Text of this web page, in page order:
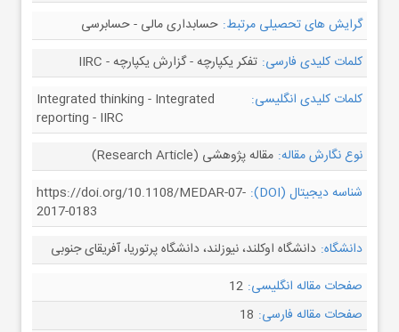
گرایش های تحصیلی مرتبط: حسابداری مالی - حسابرسی
کلمات کلیدی فارسی: تفکر یکپارچه - گزارش یکپارچه - IIRC
کلمات کلیدی انگلیسی:
Integrated thinking - Integrated
reporting - IIRC
نوع نگارش مقاله: مقاله پژوهشی (Research Article)
شناسه دیجیتال (DOI):
https://doi.org/10.1108/MEDAR-07-
2017-0183
دانشگاه: دانشگاه اوکلند، نیوزلند، دانشگاه پرتوریا، آفریقای جنوبی
صفحات مقاله انگلیسی: 12
صفحات مقاله فارسی: 18